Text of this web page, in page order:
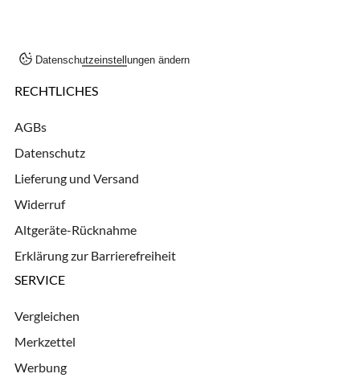
Datenschutzeinstellungen ändern
RECHTLICHES
AGBs
Datenschutz
Lieferung und Versand
Widerruf
Altgeräte-Rücknahme
Erklärung zur Barrierefreiheit
SERVICE
Vergleichen
Merkzettel
Werbung